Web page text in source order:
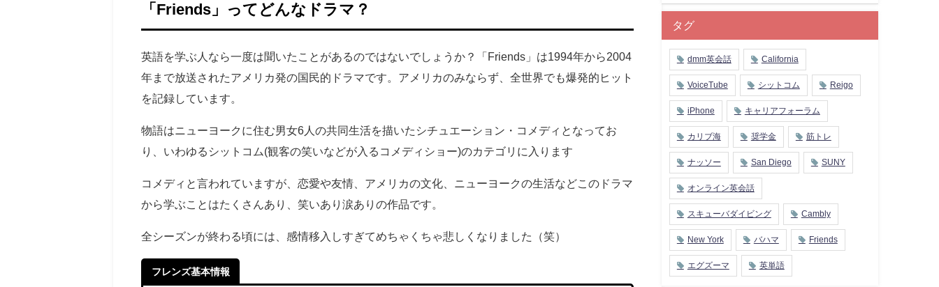
「Friends」ってどんなドラマ？
英語を学ぶ人なら一度は聞いたことがあるのではないでしょうか？「Friends」は1994年から2004
年まで放送されたアメリカ発の国民的ドラマです。アメリカのみならず、全世界でも爆発的ヒット
を記録しています。
物語はニューヨークに住む男女6人の共同生活を描いたシチュエーション・コメディとなってお
り、いわゆるシットコム(観客の笑いなどが入るコメディショー)のカテゴリに入ります
コメディと言われていますが、恋愛や友情、アメリカの文化、ニューヨークの生活などこのドラマ
から学ぶことはたくさんあり、笑いあり涙ありの作品です。
全シーズンが終わる頃には、感情移入しすぎてめちゃくちゃ悲しくなりました（笑）
フレンズ基本情報
タグ
dmm英会話 California
VoiceTube シットコム Reigo
iPhone キャリアフォーラム
カリブ海 奨学金 筋トレ
ナッソー San Diego SUNY
オンライン英会話
スキューバダイビング Cambly
New York バハマ Friends
エグズーマ 英単語